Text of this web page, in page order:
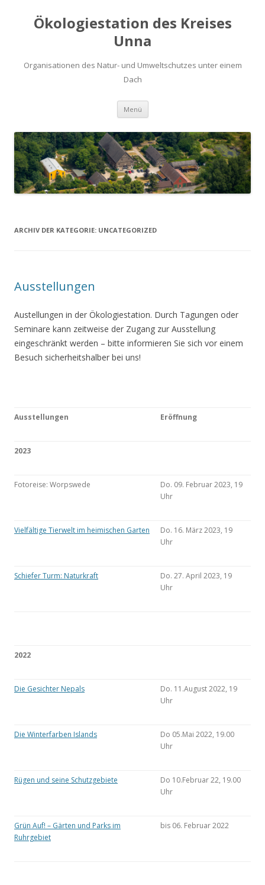
Ökologiestation des Kreises
Unna
Organisationen des Natur- und Umweltschutzes unter einem
Dach
Menü Zum
springen
ARCHIV DER KATEGORIE: UNCATEGORIZED
Ausstellungen
Austellungen in der Ökologiestation. Durch Tagungen oder
Seminare kann zeitweise der Zugang zur Ausstellung
eingeschränkt werden – bitte informieren Sie sich vor einem
Besuch sicherheitshalber bei uns!
Ausstellungen Eröffnung
2023
Fotoreise: Worpswede
Do. 09. Februar 2023, 19
Uhr
Vielfältige Tierwelt im heimischen Garten
Do. 16. März 2023, 19
Uhr
Schiefer Turm: Naturkraft
Do. 27. April 2023, 19
Uhr
2022
Die Gesichter Nepals
Do. 11.August 2022, 19
Uhr
Die Winterfarben Islands
Do 05.Mai 2022, 19.00
Uhr
Rügen und seine Schutzgebiete
Do 10.Februar 22, 19.00
Uhr
Grün Auf! – Gärten und Parks im
Ruhrgebiet
bis 06. Februar 2022